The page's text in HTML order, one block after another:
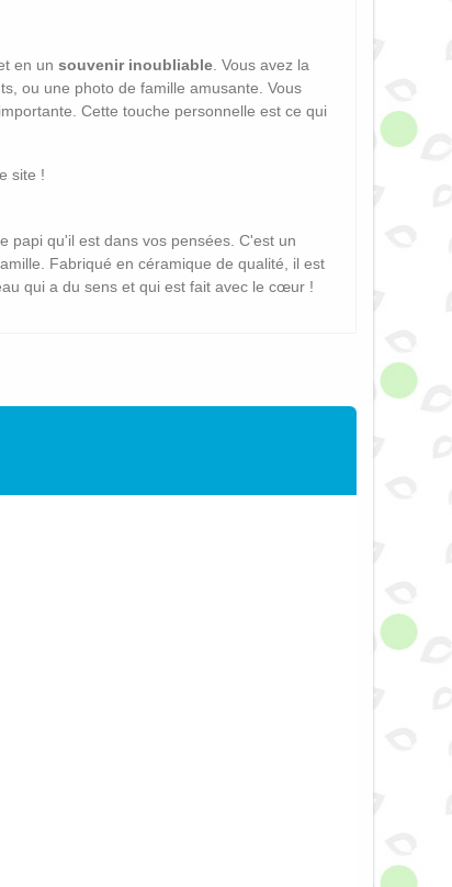
en un souvenir inoubliable . Vous avez la
ou une photo de famille amusante. Vous
Cette touche personnelle est ce qui
site !
papi qu'il est dans vos pensées. C'est un
Fabriqué en céramique de qualité, il est
qui a du sens et qui est fait avec le cœur !